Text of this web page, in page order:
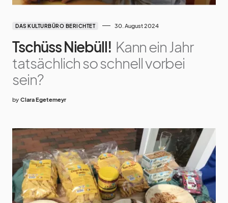
DAS KULTURBÜRO BERICHTET 30. August 2024
Tschüss Niebüll! Kann ein Jahr
tatsächlich so schnell vorbei
sein?
by Clara Egetemeyr